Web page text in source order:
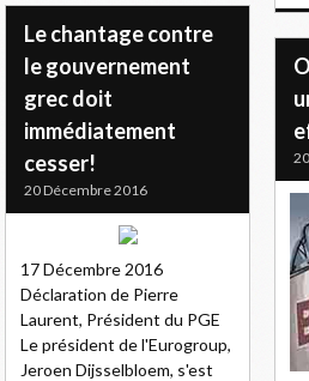
Le chantage contre
le gouvernement
grec doit
immédiatement
cesser!
20 Décembre 2016
17 Décembre 2016
Déclaration de Pierre
Laurent, Président du PGE
Le président de l'Eurogroup,
Jeroen Dijsselbloem, s'est